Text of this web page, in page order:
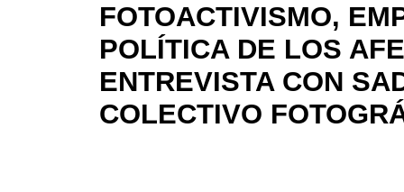
FOTOACTIVISMO,
POLÍTICA DE LOS
ENTREVISTA CON
COLECTIVO